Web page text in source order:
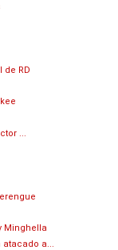
de RD
...
Minghella
atacado a...